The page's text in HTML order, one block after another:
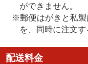
ができません。
※郵便はがきと私製
を、同時に注文す
配送料金